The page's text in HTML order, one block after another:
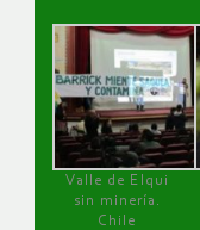
Valle de Elqui
sin minería.
Chile